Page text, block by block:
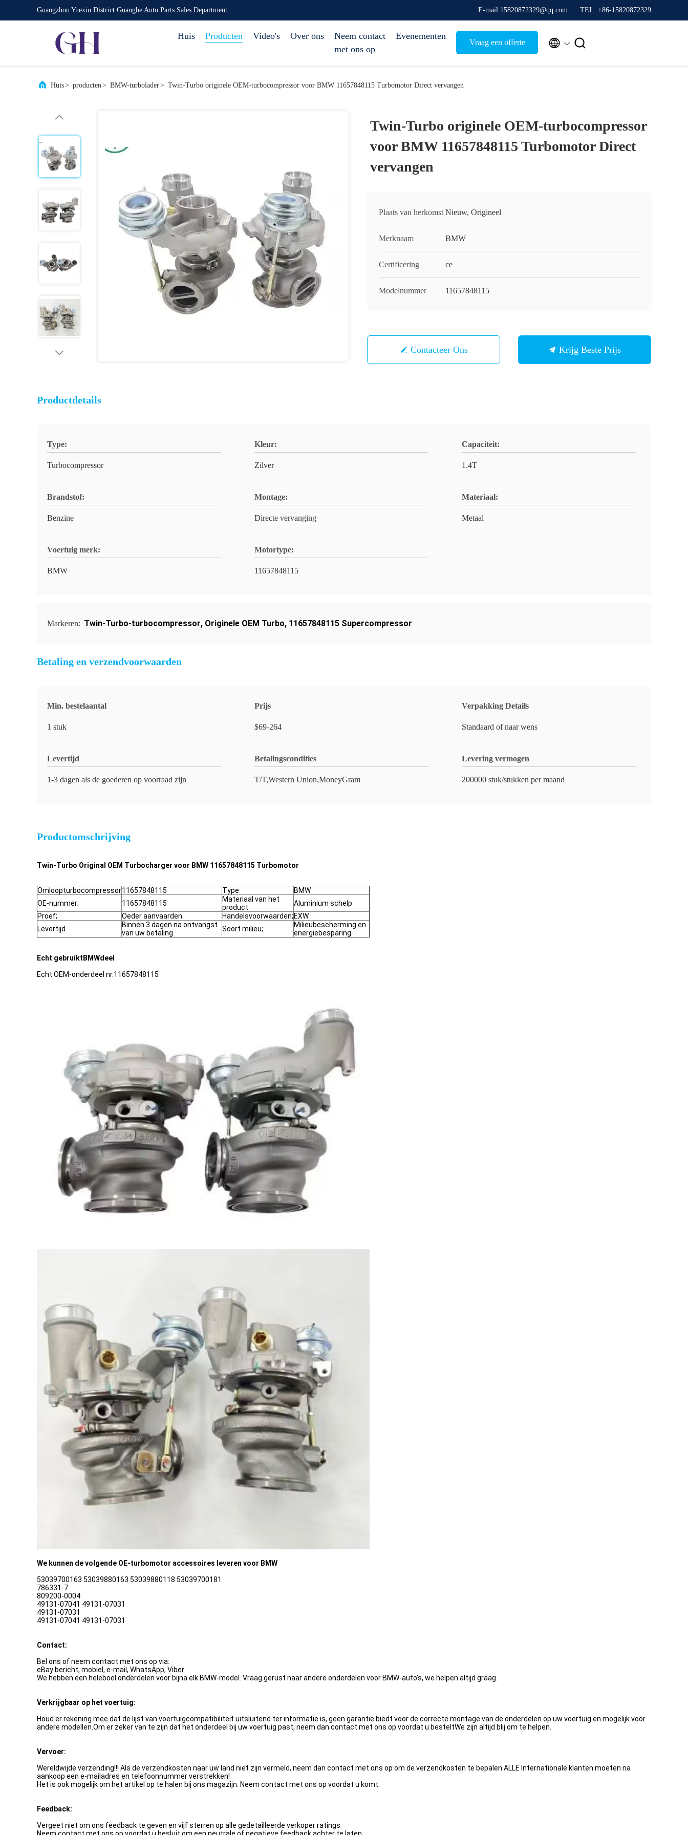
Guangzhou Yuexiu District Guanghe Auto Parts Sales Department E-mail 15820872329@qq.com TEL. +86-15820872329
Huis Producten Video's Over ons
Neem contact
met ons op
Evenementen
Vraag een offerte  
Huis> producten> BMW-turbolader> Twin-Turbo originele OEM-turbocompressor voor BMW 11657848115 Turbomotor Direct vervangen
Twin-Turbo originele OEM-turbocompressor
voor BMW 11657848115 Turbomotor Direct
vervangen
Plaats van herkomst Nieuw, Origineel
Merknaam BMW
Certificering ce
Modelnummer 11657848115
Contacteer Ons Krijg Beste Prijs
Productdetails
Type:
Turbocompressor
Kleur:
Zilver
Capaciteit:
1.4T
Brandstof:
Benzine
Montage:
Directe vervanging
Materiaal:
Metaal
Voertuig merk:
BMW
Motortype:
11657848115
Markeren: Twin-Turbo-turbocompressor, Originele OEM Turbo, 11657848115 Supercompressor
Betaling en verzendvoorwaarden
Min. bestelaantal
1 stuk
Prijs
$69-264
Verpakking Details
Standaard of naar wens
Levertijd
1-3 dagen als de goederen op voorraad zijn
Betalingscondities
T/T,Western Union,MoneyGram
Levering vermogen
200000 stuk/stukken per maand
Productomschrijving
Twin-Turbo Original OEM Turbocharger voor BMW 11657848115 Turbomotor
Omloopturbocompressor11657848115 Type
BMW
OE-nummer;
11657848115
Materiaal van het
product
Aluminium schelp
Proef;
Oeder aanvaarden Handelsvoorwaarden; EXW
Levertijd
Binnen 3 dagen na ontvangst
van uw betaling
Soort milieu;
Milieubescherming en
energiebesparing
Echt gebruikt BMWdeel
Echt OEM-onderdeel nr.11657848115
We kunnen de volgende OE-turbomotor accessoires leveren voor BMW
53039700163 53039880163 53039880118 53039700181
786331-7
809200-0004
49131-07041 49131-07031
49131-07031
49131-07041 49131-07031
Contact:
Bel ons of neem contact met ons op via:
eBay bericht, mobiel, e-mail, WhatsApp, Viber
We hebben een heleboel onderdelen voor bijna elk BMW-model. Vraag gerust naar andere onderdelen voor BMW-auto's, we helpen altijd graag.
Verkrijgbaar op het voertuig:
Houd er rekening mee dat de lijst van voertuigcompatibiliteit uitsluitend ter informatie is, geen garantie biedt voor de correcte montage van de onderdelen op uw voertuig en mogelijk voor
andere modellen.Om er zeker van te zijn dat het onderdeel bij uw voertuig past, neem dan contact met ons op voordat u besteltWe zijn altijd blij om te helpen.
Vervoer:
Wereldwijde verzending!!! Als de verzendkosten naar uw land niet zijn vermeld, neem dan contact met ons op om de verzendkosten te bepalen.ALLE Internationale klanten moeten na
aankoop een e-mailadres en telefoonnummer verstrekken!
Het is ook mogelijk om het artikel op te halen bij ons magazijn. Neem contact met ons op voordat u komt.
Feedback:
Vergeet niet om ons feedback te geven en vijf sterren op alle gedetailleerde verkoper ratings